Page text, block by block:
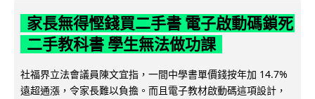
家長無得慳錢買二手書 電子啟動碼鎖死
二手教科書 學生無法做功課
社福界立法會議員陳文宜指，一間中學書單價錢按年加 14.7%
遠超通漲，令家長難以負擔。而且電子教材啟動碼這項設計，